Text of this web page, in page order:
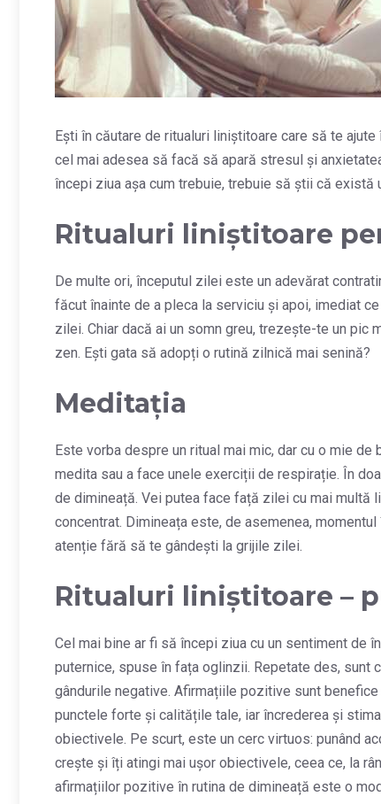
Ești în căutare de ritualuri liniștitoare care să te
cel mai adesea să facă să apară stresul și
începi ziua așa cum trebuie, trebuie să știi că
Ritualuri liniștitoare
De multe ori, începutul zilei este un adevărat
făcut înainte de a pleca la serviciu și apoi, imediat
zilei. Chiar dacă ai un somn greu, trezește-te un
zen. Ești gata să adopți o rutină zilnică mai senină?
Meditația
Este vorba despre un ritual mai mic, dar cu o mie
medita sau a face unele exerciții de respirație. În
de dimineață. Vei putea face față zilei cu mai multă
concentrat. Dimineața este, de asemenea,
atenție fără să te gândești la grijile zilei.
Ritualuri liniștitoare –
Cel mai bine ar fi să începi ziua cu un sentiment de
puternice, spuse în fața oglinzii. Repetate des, sunt
gândurile negative. Afirmațiile pozitive sunt
punctele forte și calitățile tale, iar încrederea și
obiectivele. Pe scurt, este un cerc virtuos: punând
crește și îți atingi mai ușor obiectivele, ceea ce, la
afirmațiilor pozitive în rutina de dimineață este o